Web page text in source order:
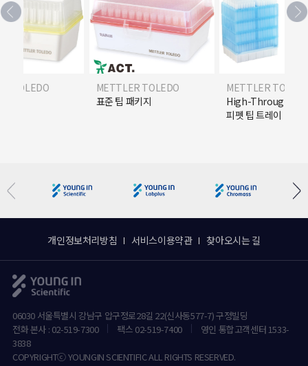
TOLEDO
METTLER TOLEDO
표준 팁 패키지
METTLER
High-Throughput
피펫 팁 트레이
개인정보처리방침 서비스이용약관 찾아오시는 길
06030 서울특별시 강남구 압구정로28길 22(신사동577-7) 구정빌딩
전화 본사 : 02-519-7300
팩스 02-519-7400
영인 통합고객센터 1533-
3838
COPYRIGHTⓒ YOUNGIN SCIENTIFIC ALL RIGHTS RESERVED.